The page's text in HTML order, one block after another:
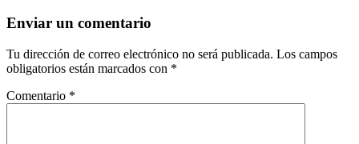
Enviar un comentario
Tu dirección de correo electrónico no será publicada. Los campos
obligatorios están marcados con *
Comentario *